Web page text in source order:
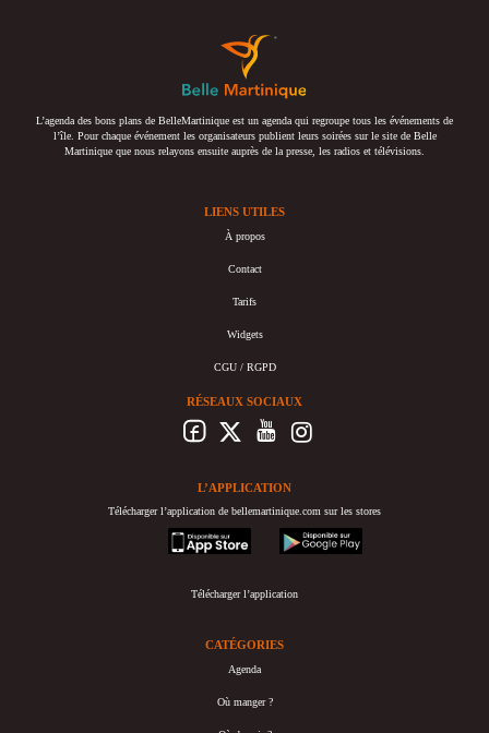
L’agenda des bons plans de BelleMartinique est un agenda qui regroupe tous les événements de
l’île. Pour chaque événement les organisateurs publient leurs soirées sur le site de Belle
Martinique que nous relayons ensuite auprès de la presse, les radios et télévisions.
LIENS UTILES
À propos
Contact
Tarifs
Widgets
CGU / RGPD
RÉSEAUX SOCIAUX
L’APPLICATION
Télécharger l’application de bellemartinique.com sur les stores
appstore
googleplay
Télécharger l’application
CATÉGORIES
Agenda
Où manger ?